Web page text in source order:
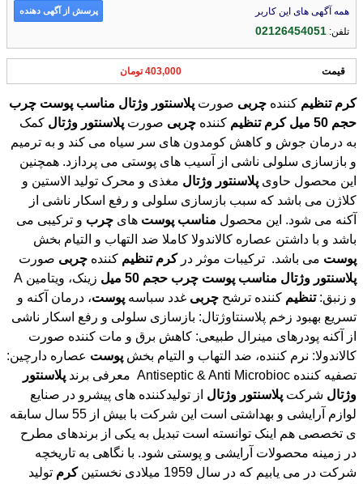
همه آگهی های این کاربر
تلفن:02126454051
پرسش از آگهی دهنده
قیمت 403,000 تومان
کرم تنظیم کننده چربی صورت پلاسنتور وژتال مناسب پوست چرب
حجم 50 میل کرم تنظیم کننده چربی صورت پلاسنتور وژتال کمک
به درمان جوش و کاهش کومدون های سر سیاه می کند و به ترمیم
و بازسازی سلولی ناشی از آسیب های پوستی می پردازد. همچنین
این محصول حاوی پلاسنتور وژتال مغذی و محرک تولید الاستین و
کلاژن می باشد که سبب بازسازی سلولی و رفع اسکار ناشی از
آکنه می شود. این محصول مناسب پوست های چرب و ترکیبی می
باشد و با داشتن عصاره کالاندولا کاملا ضد التهاب و التیام بخش
پوست می باشد. ترکیبات موثر درکرم تنظیم کننده چربی صورت
پلاسنتور وژتال مناسب پوست چرب حجم 50 میل
زینک، ویتامین A
و زنبق:تنظیم کننده ترشح چربی غدد سباسه پوست، درمان آکنه و
تسریع بهبود زخم پلاسنتاوژتال: بازسازی سلولی و رفع اسکار ناشی
از آکنه پودرهای مینرال طبیعی: کاهش برق و مات کننده صورت
کالاندولا: نرم کننده، ضد التهاب و التیام بخش پوست عصاره دارچین:
تصفیه کننده Antiseptic & Anti Microbioc معرفی برند
پلاسنتور
وژتال شرکت پلاسنتور وژتال از تولیدکننده های پیشرو در صنایع
لوازم آرایشی و بهداشتی است این شرکت با بیش از 55 سال سابقه
ی تخصصی هم اینک توانسته است تبدیل به یکی از برندهای مطرح
در زمینه محصولات آرایشی و پوستی شود. با نگاهی به تاریخچه
شرکت در می یابیم که در سال 1959 میلادی نخستین کرم تولید